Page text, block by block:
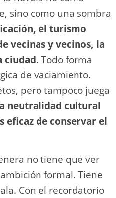
sino como una sombra
el turismo
vecinas y vecinos, la
ciudad. Todo forma
de vaciamiento.
pero tampoco juega
neutralidad cultural
eficaz de conservar el
no tiene que ver
formal. Tiene
Con el recordatorio